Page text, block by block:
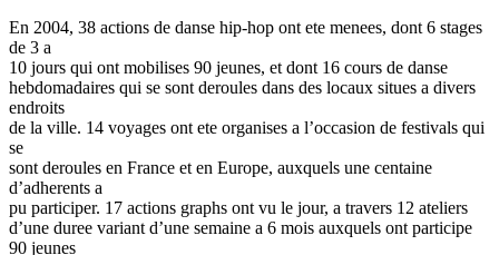
En 2004, 38 actions de danse hip-hop ont ete menees, dont 6 stages
de 3 a
10 jours qui ont mobilises 90 jeunes, et dont 16 cours de danse
hebdomadaires qui se sont deroules dans des locaux situes a divers
endroits
de la ville. 14 voyages ont ete organises a l’occasion de festivals qui
se
sont deroules en France et en Europe, auxquels une centaine
d’adherents a
pu participer. 17 actions graphs ont vu le jour, a travers 12 ateliers
d’une duree variant d’une semaine a 6 mois auxquels ont participe
90 jeunes